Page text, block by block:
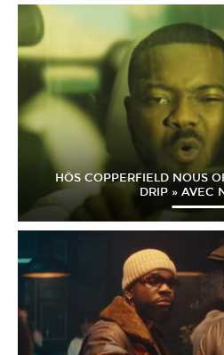
HÖS COPPERFIELD NOUS
DRIP » AVEC